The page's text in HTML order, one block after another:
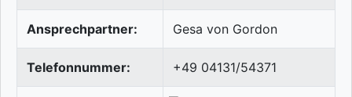
Ansprechpartner: Gesa von Gordon
Telefonnummer: +49 04131/54371